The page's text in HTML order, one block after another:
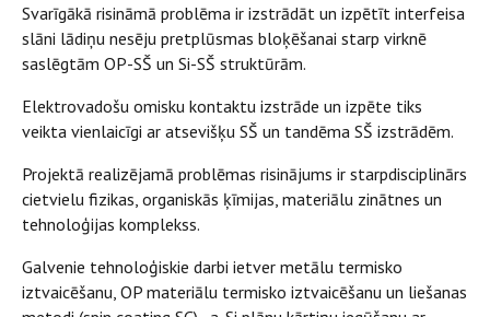
Svarīgākā risināmā problēma ir izstrādāt un izpētīt interfeisa
slāni lādiņu nesēju pretplūsmas bloķēšanai starp virknē
saslēgtām OP-SŠ un Si-SŠ struktūrām.
Elektrovadošu omisku kontaktu izstrāde un izpēte tiks
veikta vienlaicīgi ar atsevišķu SŠ un tandēma SŠ izstrādēm.
Projektā realizējamā problēmas risinājums ir starpdisciplinārs
cietvielu fizikas, organiskās ķīmijas, materiālu zinātnes un
tehnoloģijas komplekss.
Galvenie tehnoloģiskie darbi ietver metālu termisko
iztvaicēšanu, OP materiālu termisko iztvaicēšanu un liešanas